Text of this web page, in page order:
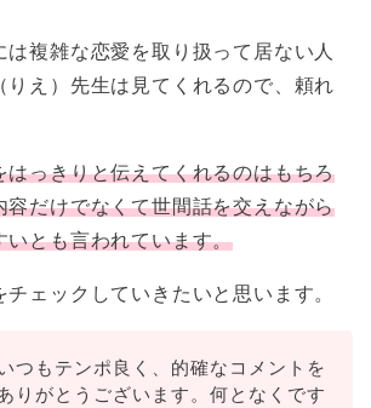
複雑な恋愛を取り扱って居ない人
りえ）先生は見てくれるので、頼れ
はっきりと伝えてくれるのはもちろ
容だけでなくて世間話を交えながら
いとも言われています。
ェックしていきたいと思います。
つもテンポ良く、的確なコメントを
りがとうございます。何となくです